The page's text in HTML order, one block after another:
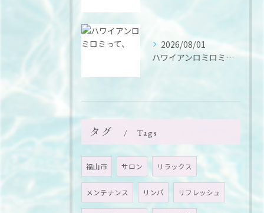
2026/08/01
ハワイアンロミロミって、
タグ Tags
福山市 サロン リラックス
メンテナンス リンパ リフレッシュ